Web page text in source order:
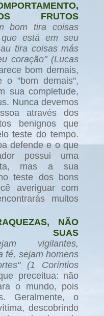
FRUTOS
bom tira coisas
está em seu
tira coisas más
coração" (Lucas
bom demais,
o "bom demais",
sua completude,
Nunca devemos
através dos
benignos que
teste do tempo.
defende e o que
possui uma
mas a sua
teste dos bons
averiguar com
muitos
NÃO
SUAS
vigilantes,
fé, sejam homens
(1 Coríntios
preceitua: não
o mundo, pois
Geralmente, o
descobrindo